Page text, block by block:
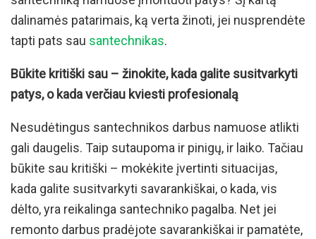
dalinamės patarimais, ką verta žinoti, jei nusprendėte
tapti pats sau santechnikas.
Būkite kritiški sau – žinokite, kada galite susitvarkyti
patys, o kada verčiau kviesti profesionalą
Nesudėtingus santechnikos darbus namuose atlikti
gali daugelis. Taip sutaupoma ir pinigų, ir laiko. Tačiau
būkite sau kritiški – mokėkite įvertinti situacijas,
kada galite susitvarkyti savarankiškai, o kada, vis
dėlto, yra reikalinga santechniko pagalba. Net jei
remonto darbus pradėjote savarankiškai ir pamatėte,